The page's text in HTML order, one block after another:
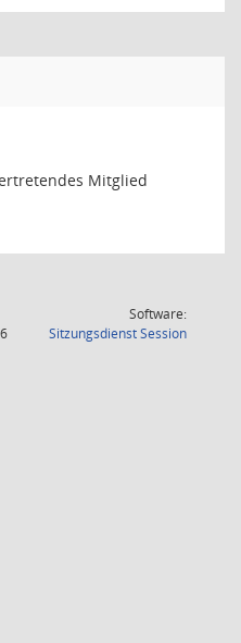
Mitglied
Software:
SitzungsdienstSession(Wird in